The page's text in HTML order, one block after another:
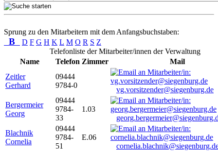
Sprung zu den Mitarbeitern mit dem Anfangsbuchstaben:
B D F G H K L M O R S Z
Telefonliste der Mitarbeiter/innen der Verwaltung
Name
Telefon Zimmer
Mail
Zeitler
Gerhard
09444
9784-0
vg.vorsitzender@siegenburg.de
Bergermeier
Georg
09444
9784-
33
1.03
Blachnik
Cornelia
09444
9784-
51
E.06